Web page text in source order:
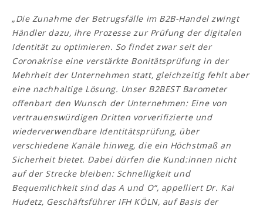
„Die Zunahme der Betrugsfälle im B2B-Handel zwingt
Händler dazu, ihre Prozesse zur Prüfung der digitalen
Identität zu optimieren. So findet zwar seit der
Coronakrise eine verstärkte Bonitätsprüfung in der
Mehrheit der Unternehmen statt, gleichzeitig fehlt aber
eine nachhaltige Lösung. Unser B2BEST Barometer
offenbart den Wunsch der Unternehmen: Eine von
vertrauenswürdigen Dritten vorverifizierte und
wiederverwendbare Identitätsprüfung, über
verschiedene Kanäle hinweg, die ein Höchstmaß an
Sicherheit bietet. Dabei dürfen die Kund:innen nicht
auf der Strecke bleiben: Schnelligkeit und
Bequemlichkeit sind das A und O“, appelliert Dr. Kai
Hudetz, Geschäftsführer IFH KÖLN, auf Basis der